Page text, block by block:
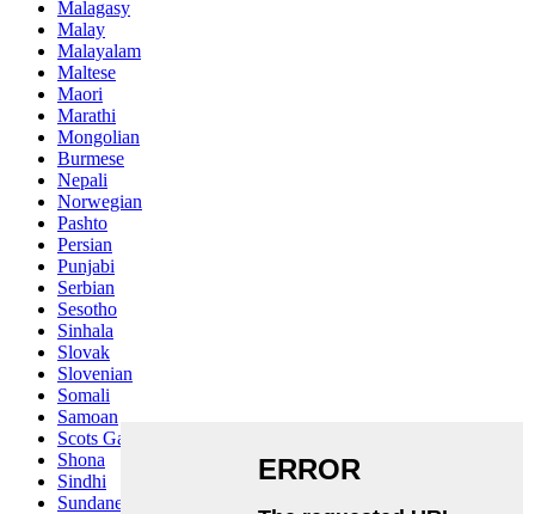
Malagasy
Malay
Malayalam
Maltese
Maori
Marathi
Mongolian
Burmese
Nepali
Norwegian
Pashto
Persian
Punjabi
Serbian
Sesotho
Sinhala
Slovak
Slovenian
Somali
Samoan
Scots Gaelic
Shona
Sindhi
Sundanese